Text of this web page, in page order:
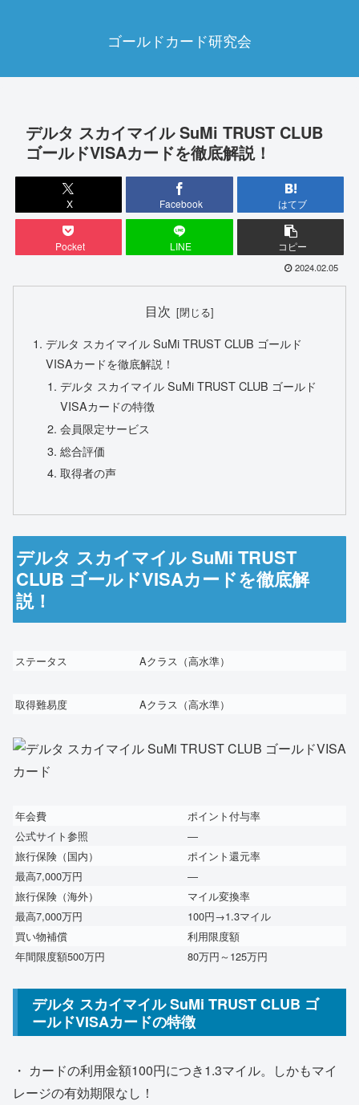
ゴールドカード研究会
デルタ スカイマイル SuMi TRUST CLUB
ゴールドVISAカードを徹底解説！
X Facebook はてブ
Pocket LINE コピー
2024.02.05
目次
デルタ スカイマイル SuMi TRUST CLUB ゴールド
VISAカードを徹底解説！
デルタ スカイマイル SuMi TRUST CLUB ゴールド
VISAカードの特徴
会員限定サービス
総合評価
取得者の声
デルタ スカイマイル SuMi TRUST
CLUB ゴールドVISAカードを徹底解
説！
ステータス Aクラス（高水準）
取得難易度 Aクラス（高水準）
年会費
ポイント付与率
公式サイト参照
―
旅行保険（国内）
ポイント還元率
最高7,000万円
―
旅行保険（海外）
マイル変換率
最高7,000万円
100円→1.3マイル
買い物補償
利用限度額
年間限度額500万円
80万円～125万円
デルタ スカイマイル SuMi TRUST CLUB ゴ
ールドVISAカードの特徴
・ カードの利用金額100円につき1.3マイル。しかもマイ
レージの有効期限なし！